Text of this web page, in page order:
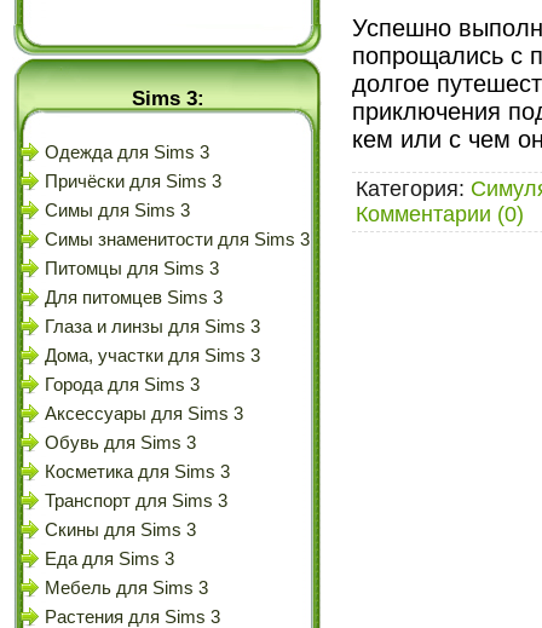
Sims 3:
Одежда для Sims 3
Причёски для Sims 3
Симы для Sims 3
Симы знаменитости для Sims 3
Питомцы для Sims 3
Для питомцев Sims 3
Глаза и линзы для Sims 3
Дома, участки для Sims 3
Города для Sims 3
Аксессуары для Sims 3
Обувь для Sims 3
Косметика для Sims 3
Транспорт для Sims 3
Скины для Sims 3
Еда для Sims 3
Мебель для Sims 3
Растения для Sims 3
Успешно
попрощались с
долгое
приключения
кем или с чем
Категория:
Комментарии (0)